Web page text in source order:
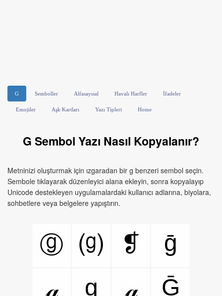
G Semboller Alfasayısal Havalı Harfler İfadeler
Emojiler Aşk Kartları Yazı Tipleri Home
G Sembol Yazı Nasıl Kopyalanır?
Metninizi oluşturmak için ızgaradan bir g benzeri sembol seçin.
Sembole tıklayarak düzenleyici alana ekleyin, sonra kopyalayıp
Unicode destekleyen uygulamalardaki kullanıcı adlarına, biyolara,
sohbetlere veya belgelere yapıştırın.
ⓖ ⒢ ❡
ḡ
g
Ḡ